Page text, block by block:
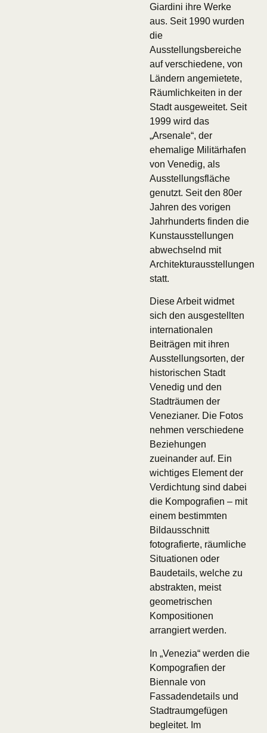
Giardini ihre Werke
aus. Seit 1990 wurden
die
Ausstellungsbereiche
auf verschiedene, von
Ländern angemietete,
Räumlichkeiten in der
Stadt ausgeweitet. Seit
1999 wird das
„Arsenale“, der
ehemalige Militärhafen
von Venedig, als
Ausstellungsfläche
genutzt. Seit den 80er
Jahren des vorigen
Jahrhunderts finden die
Kunstausstellungen
abwechselnd mit
Architekturausstellungen
statt.
Diese Arbeit widmet
sich den ausgestellten
internationalen
Beiträgen mit ihren
Ausstellungsorten, der
historischen Stadt
Venedig und den
Stadträumen der
Venezianer. Die Fotos
nehmen verschiedene
Beziehungen
zueinander auf. Ein
wichtiges Element der
Verdichtung sind dabei
die Kompografien – mit
einem bestimmten
Bildausschnitt
fotografierte, räumliche
Situationen oder
Baudetails, welche zu
abstrakten, meist
geometrischen
Kompositionen
arrangiert werden.
In „Venezia“ werden die
Kompografien der
Biennale von
Fassadendetails und
Stadtraumgefügen
begleitet. Im